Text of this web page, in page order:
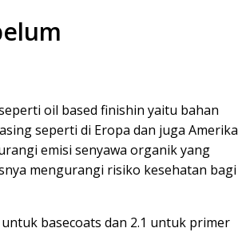
oil based finishin yaitu bahan
seperti di Eropa dan juga Amerika
emisi senyawa organik yang
mengurangi risiko kesehatan bagi
basecoats dan 2.1 untuk primer